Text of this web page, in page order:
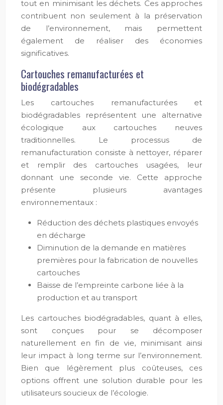
tout en minimisant les déchets. Ces approches
contribuent non seulement à la préservation
de l’environnement, mais permettent
également de réaliser des économies
significatives.
Cartouches remanufacturées et
biodégradables
Les cartouches remanufacturées et
biodégradables représentent une alternative
écologique aux cartouches neuves
traditionnelles. Le processus de
remanufacturation consiste à nettoyer, réparer
et remplir des cartouches usagées, leur
donnant une seconde vie. Cette approche
présente plusieurs avantages
environnementaux :
Réduction des déchets plastiques envoyés
en décharge
Diminution de la demande en matières
premières pour la fabrication de nouvelles
cartouches
Baisse de l’empreinte carbone liée à la
production et au transport
Les cartouches biodégradables, quant à elles,
sont conçues pour se décomposer
naturellement en fin de vie, minimisant ainsi
leur impact à long terme sur l’environnement.
Bien que légèrement plus coûteuses, ces
options offrent une solution durable pour les
utilisateurs soucieux de l’écologie.